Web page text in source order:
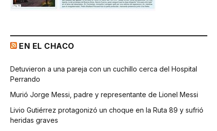
EN EL CHACO
Detuvieron a una pareja con un cuchillo cerca del Hospital
Perrando
Murió Jorge Messi, padre y representante de Lionel Messi
Livio Gutiérrez protagonizó un choque en la Ruta 89 y sufrió
heridas graves